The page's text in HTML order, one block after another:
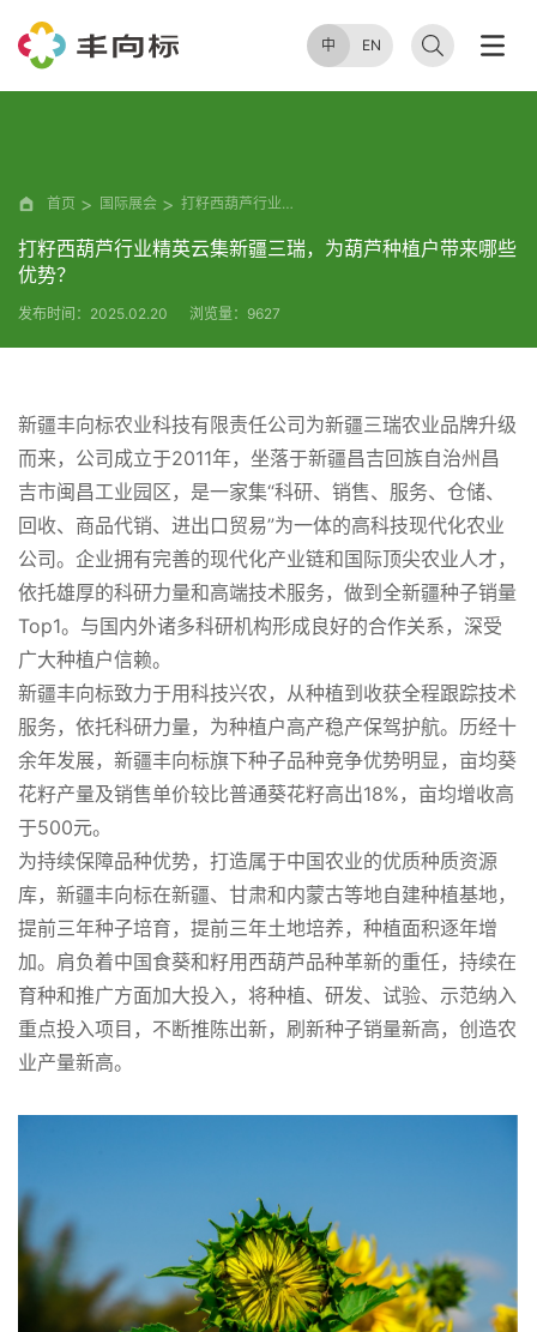
中 EN
首页 国际展会 打籽西葫芦行业精英云集新疆三瑞，为葫芦种植户带来哪些优势？
打籽西葫芦行业精英云集新疆三瑞，为葫芦种植户带来哪些
优势？
发布时间：2025.02.20 浏览量：9627
新疆丰向标农业科技有限责任公司为新疆三瑞农业品牌升级
而来，公司成立于2011年，坐落于新疆昌吉回族自治州昌
吉市闽昌工业园区，是一家集“科研、销售、服务、仓储、
回收、商品代销、进出口贸易”为一体的高科技现代化农业
公司。企业拥有完善的现代化产业链和国际顶尖农业人才，
依托雄厚的科研力量和高端技术服务，做到全新疆种子销量
Top1。与国内外诸多科研机构形成良好的合作关系，深受
广大种植户信赖。
新疆丰向标致力于用科技兴农，从种植到收获全程跟踪技术
服务，依托科研力量，为种植户高产稳产保驾护航。历经十
余年发展，新疆丰向标旗下种子品种竞争优势明显，亩均葵
花籽产量及销售单价较比普通葵花籽高出18%，亩均增收高
于500元。
为持续保障品种优势，打造属于中国农业的优质种质资源
库，新疆丰向标在新疆、甘肃和内蒙古等地自建种植基地，
提前三年种子培育，提前三年土地培养，种植面积逐年增
加。肩负着中国食葵和籽用西葫芦品种革新的重任，持续在
育种和推广方面加大投入，将种植、研发、试验、示范纳入
重点投入项目，不断推陈出新，刷新种子销量新高，创造农
业产量新高。